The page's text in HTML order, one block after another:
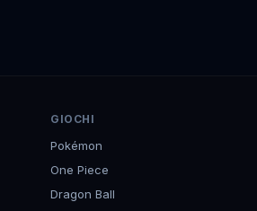
GIOCHI
Pokémon
One Piece
Dragon Ball